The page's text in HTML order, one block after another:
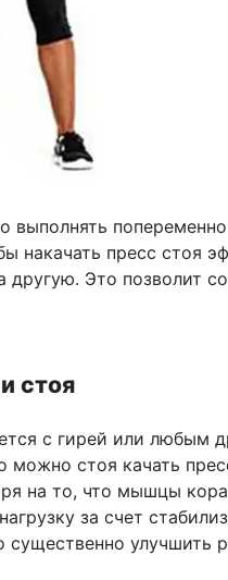
выполнять
накачать пресс стоя
другую. Это позволит
стоя
с гирей или любым
стоя качать
на то, что мышцы
за счет
существенно улучшить